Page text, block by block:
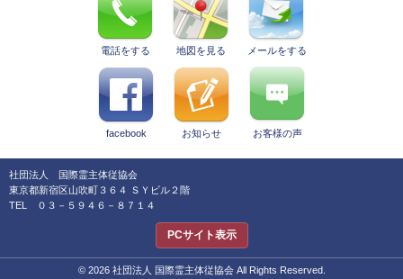
電話をする 地図を見る メールをする
facebook お知らせ お客様の声
社団法人 国際霊主体従協会
東京都新宿区山吹町３６４ ＳＹビル２階
TEL ０３－５９４６－８７１４
PCサイト表示
© 2026 社団法人 国際霊主体従協会 All Rights Reserved.